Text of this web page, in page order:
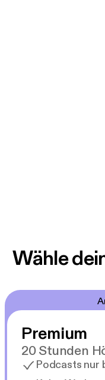
Wähle
Premium
20 Stunden
Podcasts nur